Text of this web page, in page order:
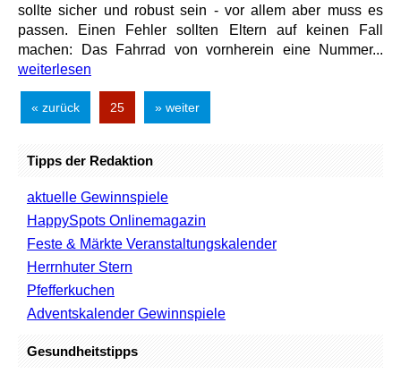
sollte sicher und robust sein - vor allem aber muss es
passen. Einen Fehler sollten Eltern auf keinen Fall
machen: Das Fahrrad von vornherein eine Nummer...
weiterlesen
« zurück 25 » weiter
Tipps der Redaktion
aktuelle Gewinnspiele
HappySpots Onlinemagazin
Feste & Märkte Veranstaltungskalender
Herrnhuter Stern
Pfefferkuchen
Adventskalender Gewinnspiele
Gesundheitstipps